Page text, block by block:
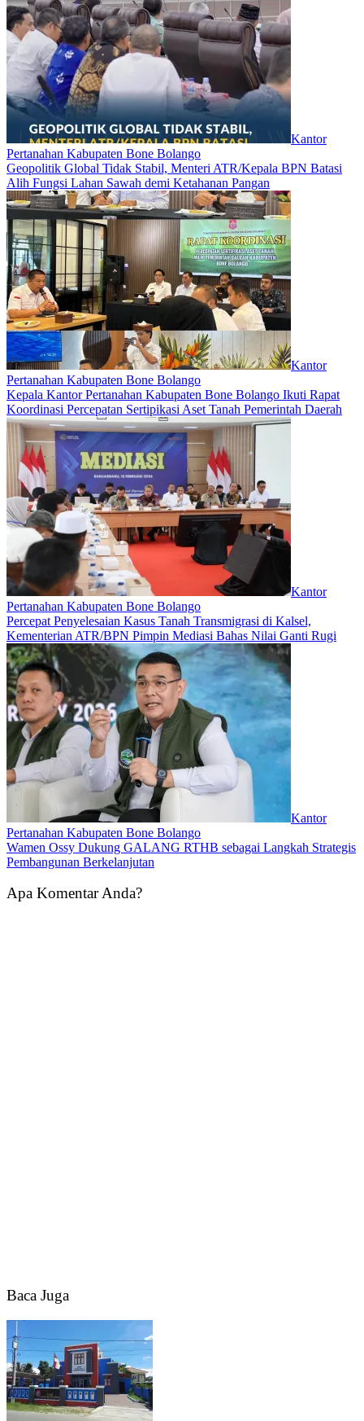
Kantor
Pertanahan Kabupaten Bone Bolango
Geopolitik Global Tidak Stabil, Menteri ATR/Kepala BPN Batasi
Alih Fungsi Lahan Sawah demi Ketahanan Pangan
Kantor
Pertanahan Kabupaten Bone Bolango
Kepala Kantor Pertanahan Kabupaten Bone Bolango Ikuti Rapat
Koordinasi Percepatan Sertipikasi Aset Tanah Pemerintah Daerah
Kantor
Pertanahan Kabupaten Bone Bolango
Percepat Penyelesaian Kasus Tanah Transmigrasi di Kalsel,
Kementerian ATR/BPN Pimpin Mediasi Bahas Nilai Ganti Rugi
Kantor
Pertanahan Kabupaten Bone Bolango
Wamen Ossy Dukung GALANG RTHB sebagai Langkah Strategis
Pembangunan Berkelanjutan
Apa Komentar Anda?
Baca Juga